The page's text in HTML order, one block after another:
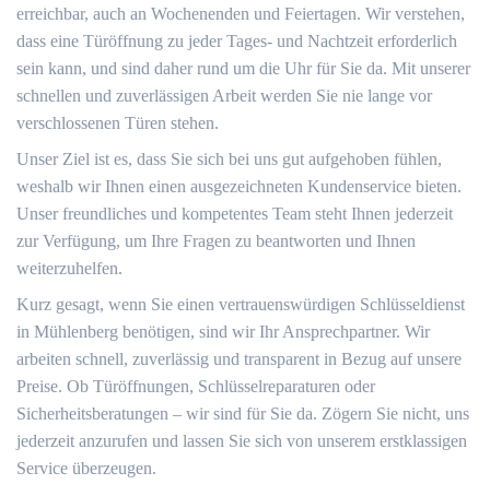
erreichbar, auch an Wochenenden und Feiertagen. Wir verstehen,
dass eine Türöffnung zu jeder Tages- und Nachtzeit erforderlich
sein kann, und sind daher rund um die Uhr für Sie da. Mit unserer
schnellen und zuverlässigen Arbeit werden Sie nie lange vor
verschlossenen Türen stehen.
Unser Ziel ist es, dass Sie sich bei uns gut aufgehoben fühlen,
weshalb wir Ihnen einen ausgezeichneten Kundenservice bieten.
Unser freundliches und kompetentes Team steht Ihnen jederzeit
zur Verfügung, um Ihre Fragen zu beantworten und Ihnen
weiterzuhelfen.
Kurz gesagt, wenn Sie einen vertrauenswürdigen Schlüsseldienst
in Mühlenberg benötigen, sind wir Ihr Ansprechpartner. Wir
arbeiten schnell, zuverlässig und transparent in Bezug auf unsere
Preise. Ob Türöffnungen, Schlüsselreparaturen oder
Sicherheitsberatungen – wir sind für Sie da. Zögern Sie nicht, uns
jederzeit anzurufen und lassen Sie sich von unserem erstklassigen
Service überzeugen.